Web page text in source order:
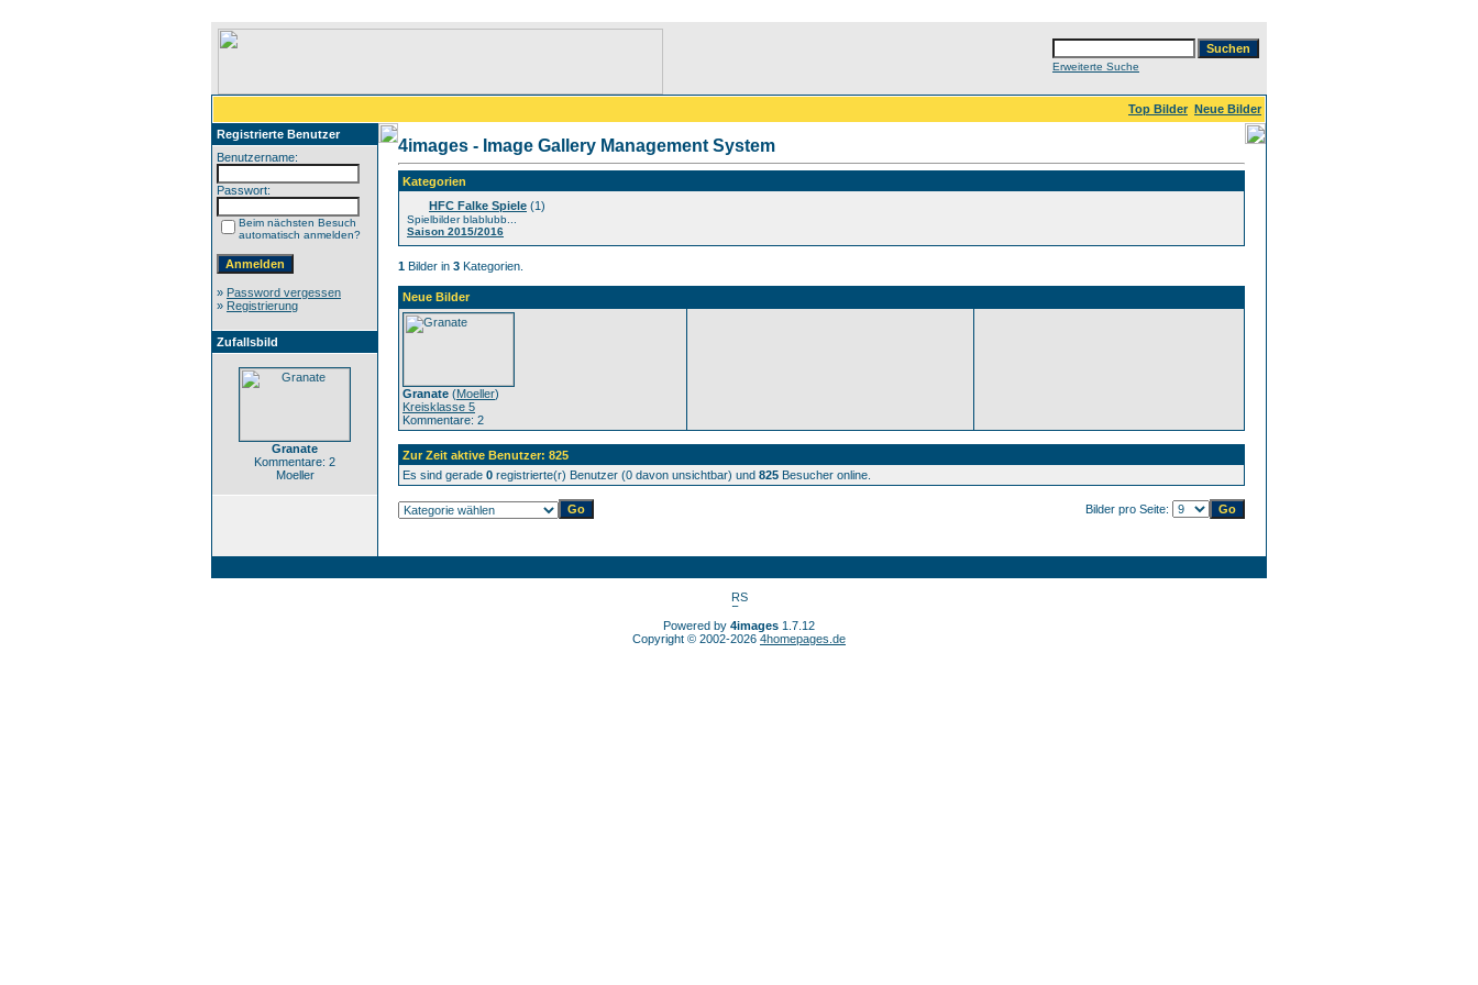
Erweiterte Suche
Top Bilder Neue Bilder
Registrierte Benutzer
Benutzername:
Passwort:
Beim nächsten Besuch
automatisch anmelden?
» Password vergessen
» Registrierung
Zufallsbild
Granate
Kommentare: 2
Moeller
4images - Image Gallery Management System
Kategorien
HFC Falke Spiele (1)
Spielbilder blablubb...
Saison 2015/2016
1 Bilder in 3 Kategorien.
Neue Bilder
Granate (Moeller)
Kreisklasse 5
Kommentare: 2
Zur Zeit aktive Benutzer: 825
Es sind gerade 0 registrierte(r) Benutzer (0 davon unsichtbar) und 825 Besucher online.
Bilder pro Seite:
Powered by 4images 1.7.12
Copyright © 2002-2026 4homepages.de